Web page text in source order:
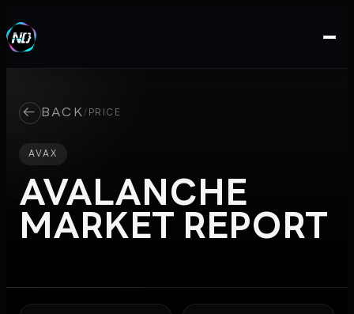
← BACK / PRICE
AVAX
AVALANCHE
MARKET REPORT